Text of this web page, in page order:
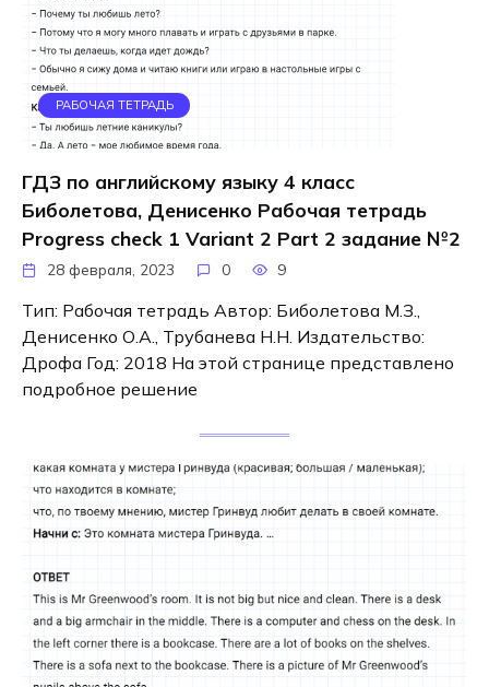
РАБОЧАЯ ТЕТРАДЬ
ГДЗ по английскому языку 4 класс
Биболетова, Денисенко Рабочая тетрадь
Progress check 1 Variant 2 Part 2 задание №2
28 февраля, 2023 0 9
Тип: Рабочая тетрадь Автор: Биболетова М.З.,
Денисенко О.А., Трубанева Н.Н. Издательство:
Дрофа Год: 2018 На этой странице представлено
подробное решение